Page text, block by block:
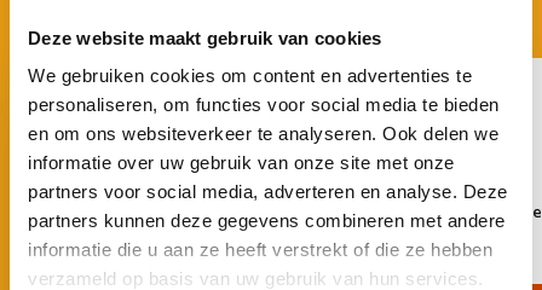
Deze website maakt gebruik van cookies
We gebruiken cookies om content en advertenties te
personaliseren, om functies voor social media te bieden
en om ons websiteverkeer te analyseren. Ook delen we
informatie over uw gebruik van onze site met onze
partners voor social media, adverteren en analyse. Deze
partners kunnen deze gegevens combineren met andere
informatie die u aan ze heeft verstrekt of die ze hebben
verzameld op basis van uw gebruik van hun services.
Ophoogblok Connect
€ 3,95
Afstandhouder
Landscape
€ 32,95